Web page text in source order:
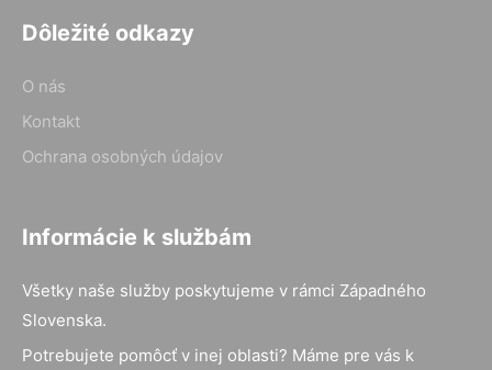
Dôležité odkazy
O nás
Kontakt
Ochrana osobných údajov
Informácie k službám
Všetky naše služby poskytujeme v rámci Západného
Slovenska.
Potrebujete pomôcť v inej oblasti? Máme pre vás k